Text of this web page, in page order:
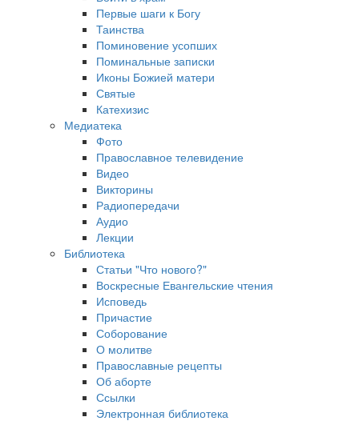
Первые шаги к Богу
Таинства
Поминовение усопших
Поминальные записки
Иконы Божией матери
Святые
Катехизис
Медиатека
Фото
Православное телевидение
Видео
Викторины
Радиопередачи
Аудио
Лекции
Библиотека
Статьи "Что нового?"
Воскресные Евангельские чтения
Исповедь
Причастие
Соборование
О молитве
Православные рецепты
Об аборте
Ссылки
Электронная библиотека